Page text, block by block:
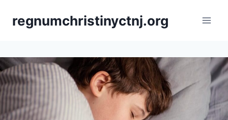
regnumchristinyctnj.org